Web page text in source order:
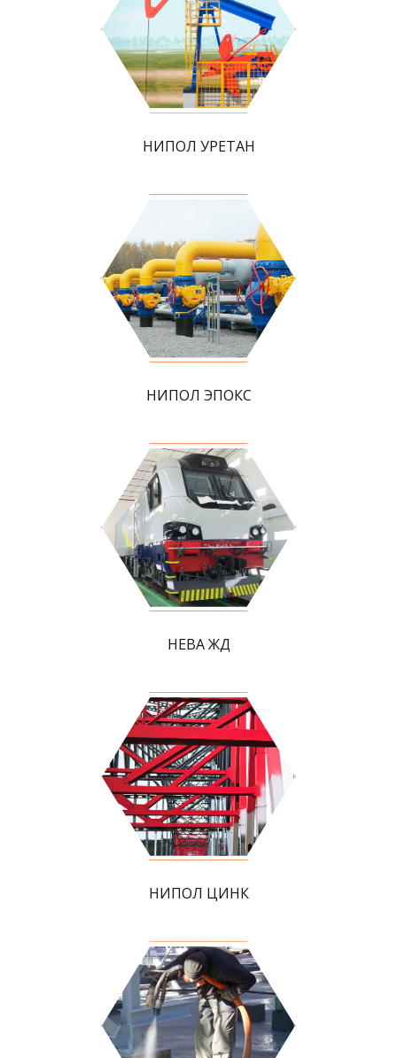
НИПОЛ УРЕТАН
НИПОЛ ЭПОКС
НЕВА ЖД
НИПОЛ ЦИНК